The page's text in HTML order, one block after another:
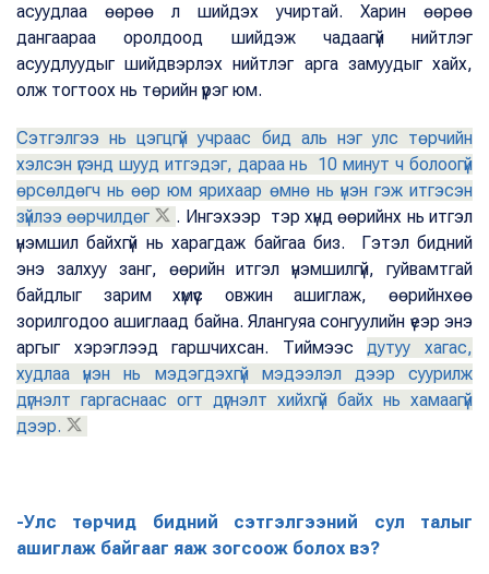
асуудлаа өөрөө л шийдэх учиртай. Харин өөрөө
дангаараа оролдоод шийдэж чадаагүй нийтлэг
асуудлуудыг шийдвэрлэх нийтлэг арга замуудыг хайх,
олж тогтоох нь төрийн үүрэг юм.
Сэтгэлгээ нь цэгцгүй учраас бид аль нэг улс төрчийн
хэлсэн үгэнд шууд итгэдэг, дараа нь 10 минут ч болоогүй
өрсөлдөгч нь өөр юм ярихаар өмнө нь үнэн гэж итгэсэн
зүйлээ өөрчилдөг
. Ингэхээр тэр хүнд өөрийнх нь итгэл
үнэмшил байхгүй нь харагдаж байгаа биз. Гэтэл бидний
энэ залхуу занг, өөрийн итгэл үнэмшилгүй, гуйвамтгай
байдлыг зарим хүмүүс овжин ашиглаж, өөрийнхөө
зорилгодоо ашиглаад байна. Ялангуяа сонгуулийн үеэр энэ
аргыг хэрэглээд гаршчихсан. Тиймээсдутуу хагас,
худлаа үнэн нь мэдэгдэхгүй мэдээлэл дээр суурилж
дүгнэлт гаргаснаас огт дүгнэлт хийхгүй байх нь хамаагүй
дээр.
-Улс төрчид бидний сэтгэлгээний сул талыг
ашиглаж байгааг яаж зогсоож болох вэ?